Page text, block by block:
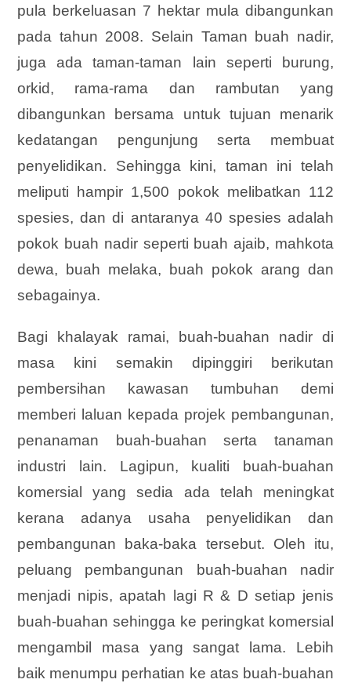
pula berkeluasan 7 hektar mula dibangunkan
pada tahun 2008. Selain Taman buah nadir,
juga ada taman-taman lain seperti burung,
orkid, rama-rama dan rambutan yang
dibangunkan bersama untuk tujuan menarik
kedatangan pengunjung serta membuat
penyelidikan. Sehingga kini, taman ini telah
meliputi hampir 1,500 pokok melibatkan 112
spesies, dan di antaranya 40 spesies adalah
pokok buah nadir seperti buah ajaib, mahkota
dewa, buah melaka, buah pokok arang dan
sebagainya.
Bagi khalayak ramai, buah-buahan nadir di
masa kini semakin dipinggiri berikutan
pembersihan kawasan tumbuhan demi
memberi laluan kepada projek pembangunan,
penanaman buah-buahan serta tanaman
industri lain. Lagipun, kualiti buah-buahan
komersial yang sedia ada telah meningkat
kerana adanya usaha penyelidikan dan
pembangunan baka-baka tersebut. Oleh itu,
peluang pembangunan buah-buahan nadir
menjadi nipis, apatah lagi R & D setiap jenis
buah-buahan sehingga ke peringkat komersial
mengambil masa yang sangat lama. Lebih
baik menumpu perhatian ke atas buah-buahan